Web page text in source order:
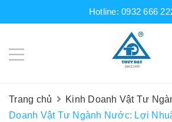
Hotline:0932 666
Trang chủ Kinh Doanh Vật Tư
Doanh Vật Tư Ngành Nước: Lợi